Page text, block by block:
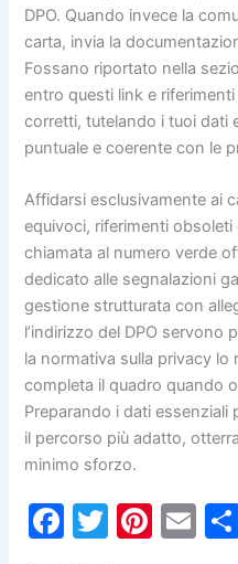
DPO. Quando invece la
carta, invia la
Fossano riportato nella
entro questi link e
corretti, tutelando i tuoi dati
puntuale e coerente con le
Affidarsi esclusivamente ai
equivoci, riferimenti
chiamata al numero verde
dedicato alle segnalazioni
gestione strutturata con
l’indirizzo del DPO servono
la normativa sulla privacy lo
completa il quadro quando
Preparando i dati
il percorso più adatto,
minimo sforzo.
F
T
Pi E